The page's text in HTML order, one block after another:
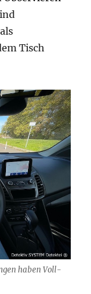
Tisch
haben Voll-